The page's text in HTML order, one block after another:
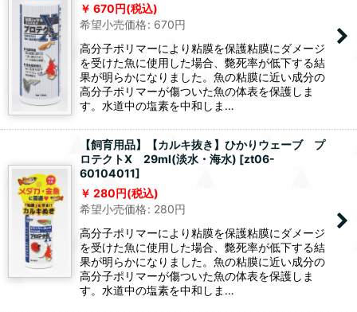
670円(税込)
希望小売価格: 670円
高分子ポリマーにより粘膜を保護粘膜にダメージ
を受けた魚に使用した場合、斃死率が低下する結
果が明らかになりました。魚の粘膜に近い成分の
高分子ポリマーが傷ついた魚の体表を保護しま
す。水道中の塩素を中和しま…
【飼育用品】【カルキ抜き】ひかりウェーブ プ
ロテクトX 29ml(淡水・海水) [zt06-
60104011]
280円(税込)
希望小売価格: 280円
高分子ポリマーにより粘膜を保護粘膜にダメージ
を受けた魚に使用した場合、斃死率が低下する結
果が明らかになりました。魚の粘膜に近い成分の
高分子ポリマーが傷ついた魚の体表を保護しま
す。水道中の塩素を中和しま…